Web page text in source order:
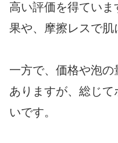
高い評価を得てい
果や、摩擦レスで肌
一方で、価格や泡
ありますが、総じ
いです。